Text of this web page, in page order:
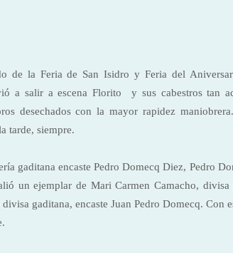
de la Feria de San Isidro y Feria del
a salir a escena Florito y sus cabestros tan
desechados con la mayor rapidez
tarde, siempre.
gaditana encaste Pedro Domecq Diez, Pedro
un ejemplar de Mari Carmen Camacho, divisa
gaditana, encaste Juan Pedro Domecq. Con